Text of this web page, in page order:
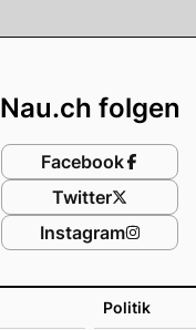
Politik
Nau.ch folgen
Facebook
Twitter
Instagram